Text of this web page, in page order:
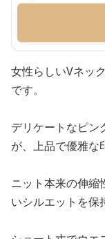
女性らしいVネッ
です。
デリケートなピン
が、上品で優雅な
ニット本来の伸縮
いシルエットを保